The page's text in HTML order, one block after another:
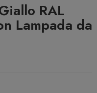
RAL
Lampada da